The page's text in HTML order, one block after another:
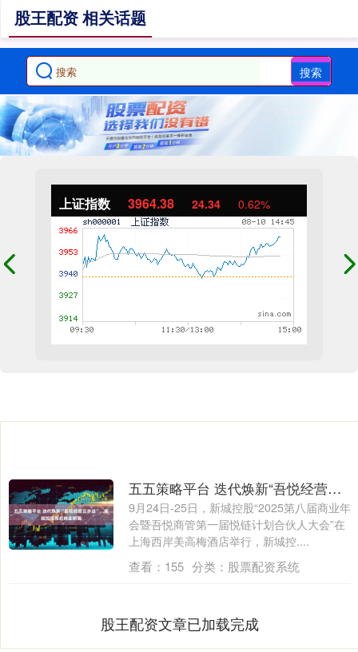
搜索
上证指数 3964.38 24.34 0.62%
股王配资 相关话题
五五策略平台 迭代焕新“吾悦经营五步法”，新城控股再启商业新篇
9月24日-25日，新城控股“2025第八届商业年
会暨吾悦商管第一届悦链计划合伙人大会”在
上海西岸美高梅酒店举行，新城控....
查看： 155 分类： 股票配资系统
股王配资文章已加载完成